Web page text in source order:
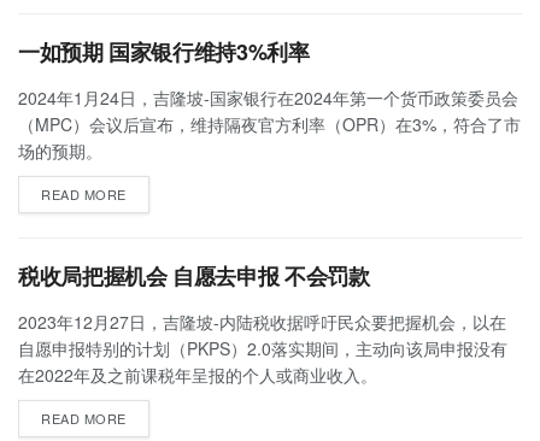
一如预期 国家银行维持3%利率
2024年1月24日，吉隆坡-国家银行在2024年第一个货币政策委员会
（MPC）会议后宣布，维持隔夜官方利率（OPR）在3%，符合了市
场的预期。
READ MORE
税收局把握机会 自愿去申报 不会罚款
2023年12月27日，吉隆坡-内陆税收据呼吁民众要把握机会，以在
自愿申报特别的计划（PKPS）2.0落实期间，主动向该局申报没有
在2022年及之前课税年呈报的个人或商业收入。
READ MORE